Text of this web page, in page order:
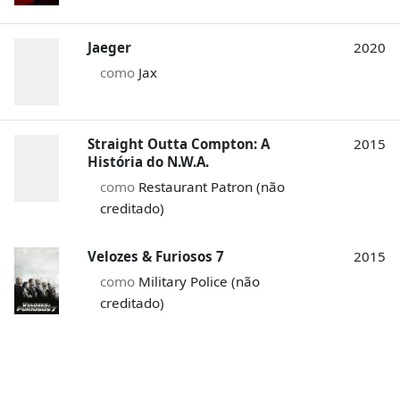
Jaeger
como Jax
2020
Straight Outta Compton: A
História do N.W.A.
como Restaurant Patron (não
creditado)
2015
Velozes & Furiosos 7
como Military Police (não
creditado)
2015